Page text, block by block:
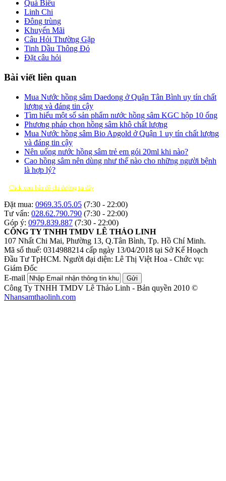
Quà Biếu
Linh Chi
Đông trùng
Khuyến Mãi
Câu Hỏi Thường Gặp
Tinh Dầu Thông Đỏ
Đặt câu hỏi
Bài viết liên quan
Mua Nước hồng sâm Daedong ở Quận Tân Bình uy tín chất
lượng và đáng tin cậy
Tìm hiểu một số sản phẩm nước hồng sâm KGC hộp 10 ống
Phương pháp chọn hồng sâm khô chất lượng
Mua Nước hồng sâm Bio Apgold ở Quận 1 uy tín chất lượng
và đáng tin cậy
Nên uống nước hồng sâm trẻ em gói 20ml khi nào?
Cao hồng sâm nên dùng như thế nào cho những người bệnh
là hợp lý?
Click xem bản đồ chỉ đường tại đây
Đặt mua: 0969.35.05.05 (7:30 - 22:00)
Tư vấn: 028.62.790.790 (7:30 - 22:00)
Góp ý: 0979.839.887 (7:30 - 22:00)
CÔNG TY TNHH TMDV LÊ THẢO LINH
107 Nhất Chi Mai, Phường 13, Q.Tân Bình, Tp. Hồ Chí Minh.
Mã số thuế: 0314988214 cấp ngày 13/04/2018 tại Sở Kế Hoạch
Đầu Tư TpHCM. Người đại diện: Lê Thị Việt Hoa - Chức vụ:
Giám Đốc
E-mail
Gửi
Công Ty TNHH TMDV Lê Thảo Linh - Bản quyền 2010 ©
Nhansamthaolinh.com